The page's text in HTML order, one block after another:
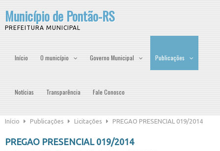
Município de Pontão-RS
PREFEITURA MUNICIPAL
Início O município Governo Municipal Publicações
Notícias Transparência Fale Conosco
Início Publicações Licitações PREGAO PRESENCIAL 019/2014
PREGAO PRESENCIAL 019/2014